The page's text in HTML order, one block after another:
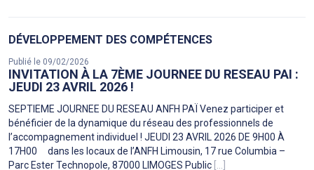
DÉVELOPPEMENT DES COMPÉTENCES
Publié le 09/02/2026
INVITATION À LA 7ÈME JOURNEE DU RESEAU PAI :
JEUDI 23 AVRIL 2026 !
SEPTIEME JOURNEE DU RESEAU ANFH PAÏ Venez participer et
bénéficier de la dynamique du réseau des professionnels de
l’accompagnement individuel ! JEUDI 23 AVRIL 2026 DE 9H00 À
17H00 dans les locaux de l’ANFH Limousin, 17 rue Columbia –
Parc Ester Technopole, 87000 LIMOGES Public [...]